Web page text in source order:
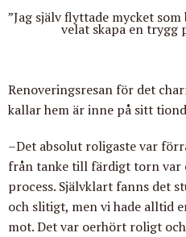
”Jag själv flyttade mycket
velat skapa en trygg
Renoveringsresan för det
kallar hem är inne på sitt
–Det absolut roligaste var
från tanke till färdigt torn
process. Självklart fanns det
och slitigt, men vi hade alltid
mot. Det var oerhört roligt